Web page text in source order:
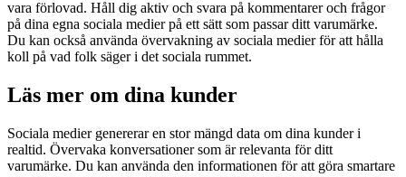
vara förlovad. Håll dig aktiv och svara på kommentarer och frågor
på dina egna sociala medier på ett sätt som passar ditt varumärke.
Du kan också använda övervakning av sociala medier för att hålla
koll på vad folk säger i det sociala rummet.
Läs mer om dina kunder
Sociala medier genererar en stor mängd data om dina kunder i
realtid. Övervaka konversationer som är relevanta för ditt
varumärke. Du kan använda den informationen för att göra smartare